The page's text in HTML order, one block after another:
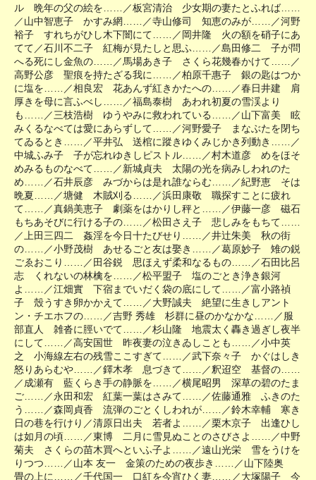
ル 晩年の父の絵を……／板宮清治 少女期の妻たとふれば……
／山中智恵子 かすみ網……／寺山修司 知恵のみが……／河野
裕子 すれちがひし木下闇にて……／岡井隆 火の額を硝子にあ
てて／石川不二子 紅梅が見たしと思ふ……／島田修二 子が問
へる死にし金魚の……／馬場あき子 さくら花幾春かけて……／
高野公彦 聖痕を持たざる我に……／柏原千惠子 銀の匙はつか
に塩を……／相良宏 花あんず紅きかたへの……／春日井建 肩
厚きを母に言ふべし……／福島泰樹 あわれ初夏の雪渓より
も……／三枝浩樹 ゆうやみに救われている……／山下富美 眩
みくるなべては愛にあらずして……／河野愛子 まなぶたを閉ち
てゐるとき……／平井弘 送棺に蹤きゆくみじかき列動き……／
中城ふみ子 子が忘れゆきしピストル……／村木道彦 めをほそ
めみるものなべて……／新城貞夫 太陽の光を病みしわれのた
め……／石井辰彦 みづからは是れ誰ならむ……／紀野恵 そは
晩夏……／塘健 木賊刈る……／浜田康敬 職探すことに疲れ
て……／真鍋美恵子 劇薬をはかりし秤と……／伊藤一彦 磁石
もちあそびに行ける子の……／松田さえ子 悲しみをもちて……
／上田三四二 姦淫を今日十たびせり……／井辻朱美 秋の街
の……／小野茂樹 あせるごと友は娶き……／葛原妙子 雉の鋭
ごゑおこり……／田谷鋭 思ほえず柔和なるもの……／石田比呂
志 くれないの林檎を……／松平盟子 塩のごとき浄き銀河
よ……／江畑實 下宿までいだく袋の底にして……／富小路禎
子 殼うすき卵かかえて……／大野誠夫 絶望に生きしアント
ン・チエホフの……／吉野 秀雄 杉群に昼のかなかな……／服
部直人 雑沓に脛いでて……／杉山隆 地震太く轟き過ぎし夜半
にして……／高安国世 昨夜妻の泣きゐしことも……／小中英
之 小海線左右の残雪ここすぎて……／武下奈々子 かぐはしき
怒りあらむや……／鐸木孝 息づきて……／釈迢空 基督の……
／成瀬有 藍くらき手の静脈を……／横尾昭男 深草の碧のたま
ご……／永田和宏 紅葉一葉はさみて……／佐藤通雅 ふきのた
う……／森岡貞香 流弾のごとくしわれが……／鈴木幸輔 寒き
日の巷を行けり／清原日出夫 若者よ……／栗木京子 出逢ひし
は如月の頃……／東博 二月に雪見ぬことのさびさよ……／中野
菊夫 さくらの苗木買へといふ子よ……／遠山光栄 雪をうけを
りつつ……／山本 友一 金策のための夜歩き……／山下陸奥
畳の上に……／千代国一 口紅を今宵ひく妻……／大塚陽子 今